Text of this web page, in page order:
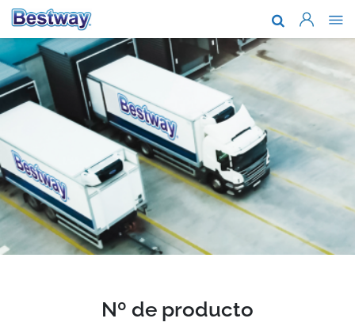
Acerca de
Marcas y
Soporte
Dónde
Noticias
Trabaja
Nº de producto